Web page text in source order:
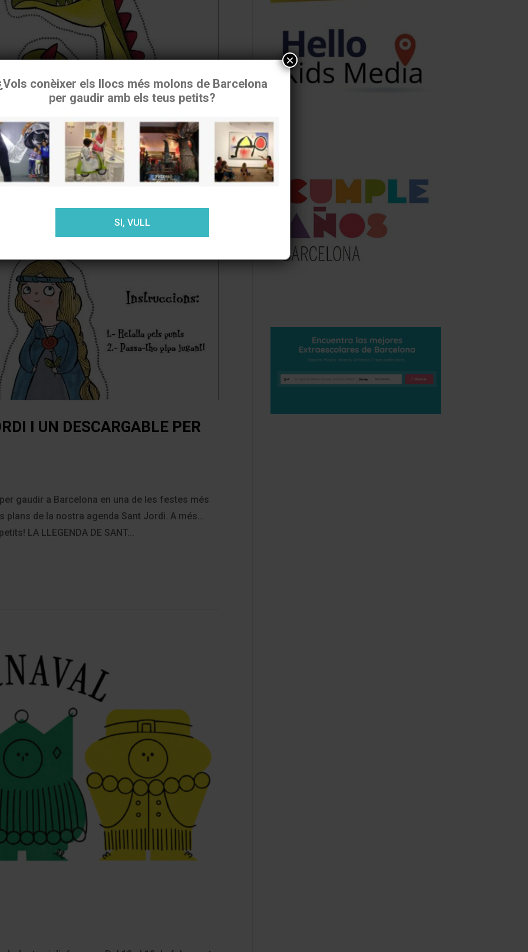
I UN DESCARGABLE PER
gaudir a Barcelona en una de les festes més
plans de la nostra agenda Sant Jordi. A més…
LA LLEGENDA DE SANT...
cookies para asegurar que damos la mejor experiencia al
usuario en nuestra
web. Si continúas utilizando este sitio asumiremos que estás de
acuerdo.
ACEPTAR RECHAZAR AJUSTES
conèixer els llocs més molons de Barcelona
per gaudir amb els teus petits?
SI, VULL
×